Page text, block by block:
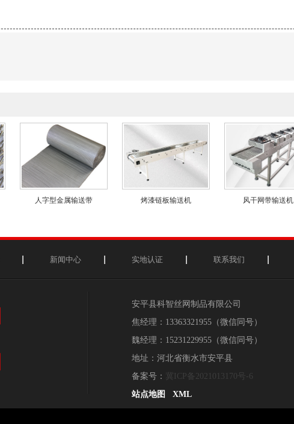
人字型金属输送带 烤漆链板输送机 风干网带输送机
新闻中心 实地认证 联系我们
安平县科智丝网制品有限公司
焦经理：13363321955（微信同号）
魏经理：15231229955（微信同号）
地址：河北省衡水市安平县
备案号： 冀ICP备2021013170号-6
站点地图
XML